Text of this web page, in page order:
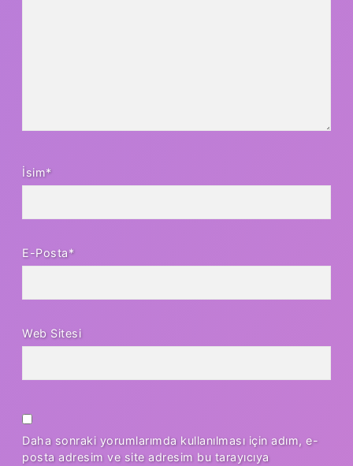
İsim*
E-Posta*
Web Sitesi
Daha sonraki yorumlarımda kullanılması için adım, e-
posta adresim ve site adresim bu tarayıcıya